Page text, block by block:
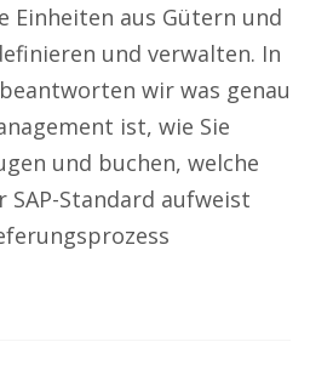
Einheiten aus Gütern und
und verwalten. In
wir was genau
ist, wie Sie
und buchen, welche
SAP-Standard aufweist